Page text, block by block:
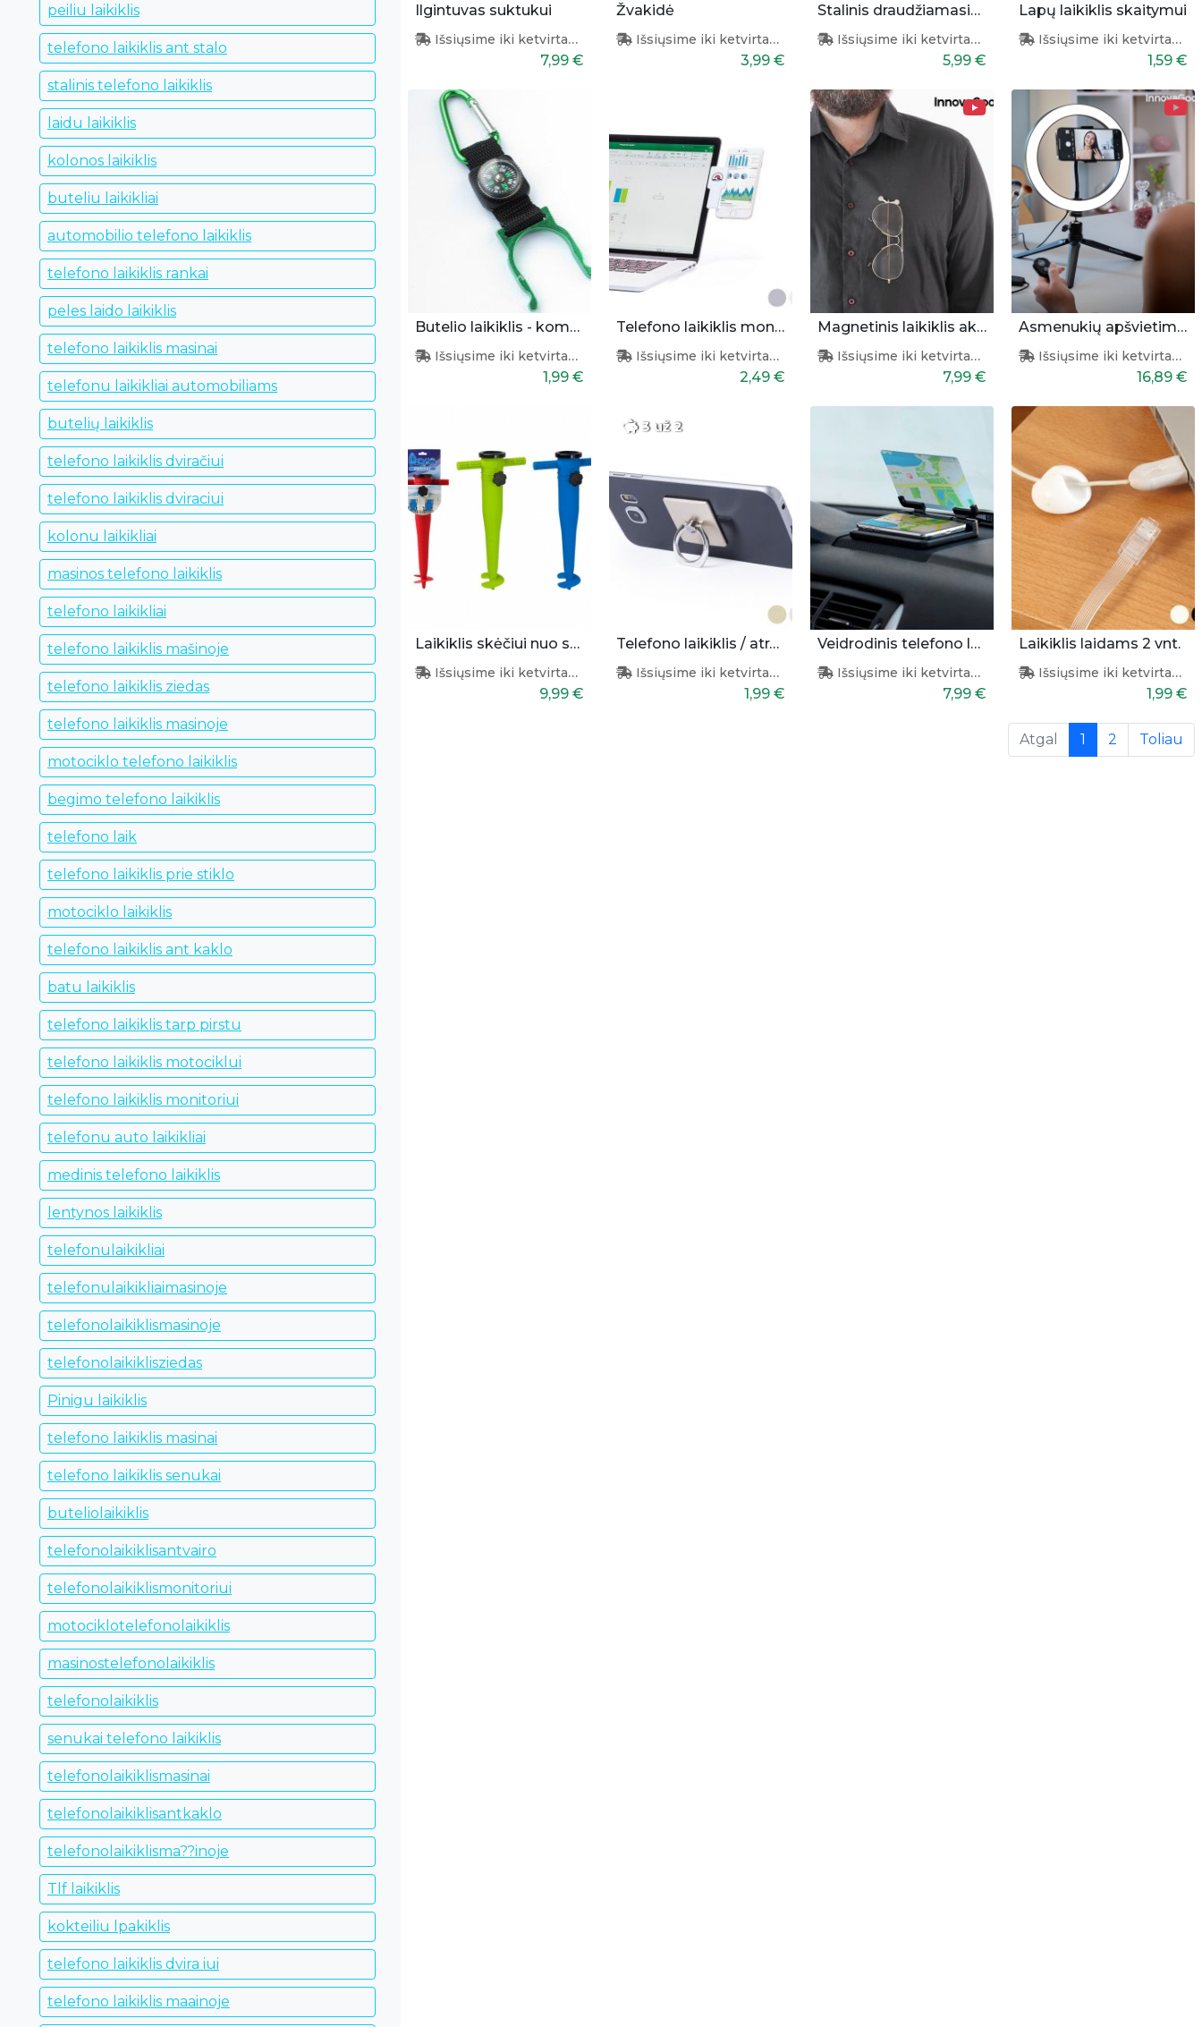
peiliu laikiklis
telefono laikiklis ant stalo
stalinis telefono laikiklis
laidu laikiklis
kolonos laikiklis
buteliu laikikliai
automobilio telefono laikiklis
telefono laikiklis rankai
peles laido laikiklis
telefono laikiklis masinai
telefonu laikikliai automobiliams
butelių laikiklis
telefono laikiklis dviračiui
telefono laikiklis dviraciui
kolonu laikikliai
masinos telefono laikiklis
telefono laikikliai
telefono laikiklis mašinoje
telefono laikiklis ziedas
telefono laikiklis masinoje
motociklo telefono laikiklis
begimo telefono laikiklis
telefono laik
telefono laikiklis prie stiklo
motociklo laikiklis
telefono laikiklis ant kaklo
batu laikiklis
telefono laikiklis tarp pirstu
telefono laikiklis motociklui
telefono laikiklis monitoriui
telefonu auto laikikliai
medinis telefono laikiklis
lentynos laikiklis
telefonulaikikliai
telefonulaikikliaimasinoje
telefonolaikiklismasinoje
telefonolaikiklisziedas
Pinigu laikiklis
telefono laikiklis masinai
telefono laikiklis senukai
buteliolaikiklis
telefonolaikiklisantvairo
telefonolaikiklismonitoriui
motociklotelefonolaikiklis
masinostelefonolaikiklis
telefonolaikiklis
senukai telefono laikiklis
telefonolaikiklismasinai
telefonolaikiklisantkaklo
telefonolaikiklisma??inoje
Tlf laikiklis
kokteiliu lpakiklis
telefono laikiklis dvira iui
telefono laikiklis maainoje
Ilgintuvas suktukui
Išsiųsime iki ketvirtadienio
7,99 €
Žvakidė
Išsiųsime iki ketvirtadienio
3,99 €
Stalinis draudžiamasis ženklas
Išsiųsime iki ketvirtadienio
5,99 €
Lapų laikiklis skaitymui
Išsiųsime iki ketvirtadienio
1,59 €
Butelio laikiklis - kompasas
Išsiųsime iki ketvirtadienio
1,99 €
Telefono laikiklis monitoriui
Išsiųsime iki ketvirtadienio
2,49 €
Magnetinis laikiklis akiniams
Išsiųsime iki ketvirtadienio
7,99 €
Asmenukių apšvietimo žiedas
Išsiųsime iki ketvirtadienio
16,89 €
Laikiklis skėčiui nuo saulės
Išsiųsime iki ketvirtadienio
9,99 €
3 už 2
Telefono laikiklis / atrama
Išsiųsime iki ketvirtadienio
1,99 €
Veidrodinis telefono laikiklis
Išsiųsime iki ketvirtadienio
7,99 €
Laikiklis laidams 2 vnt.
Išsiųsime iki ketvirtadienio
1,99 €
Atgal 1 (current)
2 Toliau